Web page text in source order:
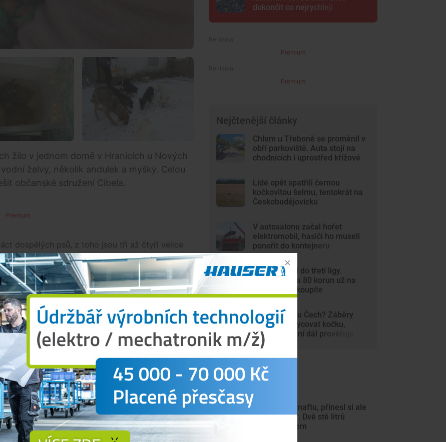
žilo v jednom domě v Hranicích u Nových
želvy, několik andulek a myšky. Celou
občanské sdružení Cibela.
Premium
dospělých psů, z toho jsou tři až čtyři velice
a pět přibližně dvouměsíčních
netopí. V neděli měla uvnitř dva stupně nad
jsou milí, ale bojí se,“řekla Martina
na uživení zvířat a nezvládá péči o ně,
odvézt do depozit.„Majitelka si nechá pouze
a vrátíme jí je,“dodala Pohorská.
sehnat nové majitele pro želvy a byla
štěňata a tři až pět nejmenších dospělých
důvodů do nemocnice. Nyní máme
péče a ve čtvrtek dopoledne pojedeme pejsky
a andulky do depozit. Odpoledne pojedou
a myšky,“uvedla Martina Pohorská z OS Cibela.
dokončit co nejrychleji
Premium
Premium
Nejčtenější články
Chlum u Třeboně se proměnil v
obří parkoviště. Auta stojí na
chodnících i uprostřed křížové
Lidé opět spatřili černou
kočkovitou šelmu, tentokrát na
Českobudějovicku
V autosalonu začal hořet
elektromobil, hasiči ho museli
ponořit do kontejneru
Dynamo míří do třetí ligy.
Vstupenky za 80 korun už na
internetu nekoupíte
Šelma na jihu Čech? Záběry
mohou zachycovat kočku,
policie hlášení dál prověřuje
Nejnovější články
Chtěl ukrást naftu, přinesl si ale
malý kanystr. Dvě stě litrů
vyteklo na zem